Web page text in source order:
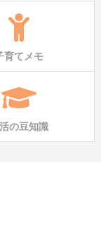
育てメモ
の豆知識